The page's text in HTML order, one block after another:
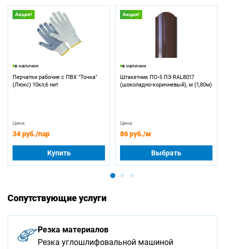
Акция!
в наличии
Перчатки рабочие с ПВХ "Точка"
(Люкс) 10кл,6 нит
Цена:
34 руб./пар
Купить
Акция!
в наличии
Штакетник ПО-5 ПЭ RAL8017
(шоколадно-коричневый), м (1,80м)
Цена:
86 руб./м
Выбрать
Сопутствующие услуги
Резка материалов
Резка углошлифовальной машиной